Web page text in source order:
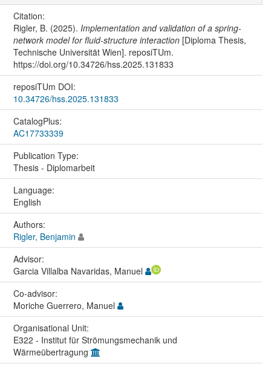
Citation:
Rigler, B. (2025). Implementation and validation of a spring-
network model for fluid-structure interaction[Diploma Thesis,
Technische Universität Wien]. reposiTUm.
https://doi.org/10.34726/hss.2025.131833
reposiTUm DOI:
10.34726/hss.2025.131833
CatalogPlus:
AC17733339
Publication Type:
Thesis - Diplomarbeit
Language:
English
Authors:
Rigler, Benjamin
Advisor:
Garcia Villalba Navaridas, Manuel
Co-advisor:
Moriche Guerrero, Manuel
Organisational Unit:
E322 - Institut für Strömungsmechanik und
Wärmeübertragung